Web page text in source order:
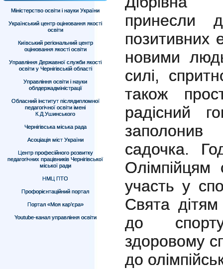
Міністерство освіти і науки України
Український центр оцінювання якості
освіти
Київський регіональний центр
оцінювання якості освіти
Управління Державної служби якості
освіти у Чернігівській області
Управління освіти і науки
облдержадміністрації
Обласний інститут післядипломної
педагогічної освіти імені
К.Д.Ушинського
Чернігівська міська рада
Асоціація міст України
Центр професійного розвитку
педагогічних працівників Чернігівської
міської ради
НМЦ ПТО
Профорієнтаційний портал
Портал «Моя кар’єра»
Youtube-канал управління освіти
принесли
позитивних
новими
силі,
також
радісний
садочка.
Олімпійцям
участь у
Свята
до
здоровому
до